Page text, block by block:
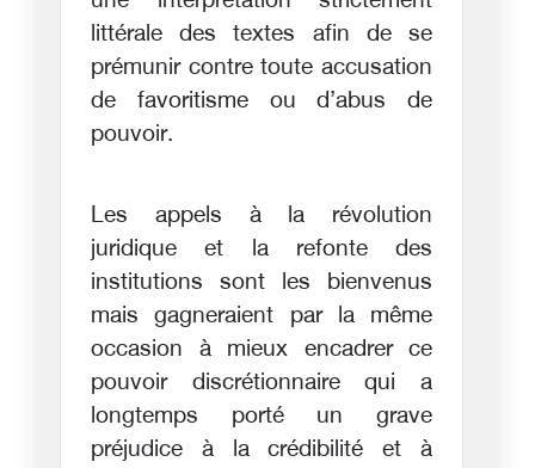
littérale des textes afin de se
prémunir contre toute accusation
de favoritisme ou d’abus de
pouvoir.
Les appels à la révolution
juridique et la refonte des
institutions sont les bienvenus
mais gagneraient par la même
occasion à mieux encadrer ce
pouvoir discrétionnaire qui a
longtemps porté un grave
préjudice à la crédibilité et à